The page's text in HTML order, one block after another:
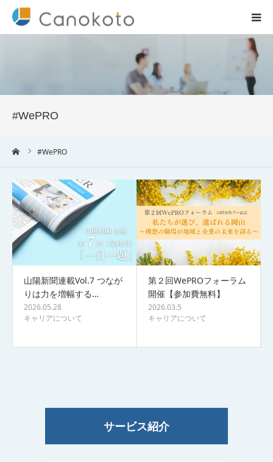
#WePRO
#WePRO
山陽新聞連載Vol.7 つなが
りは力を増幅する…
2026.05.28
キャリアについて
第２回WePROフォーラム
開催【参加費無料】
2026.03.5
キャリアについて
サービス紹介
会社概要
ブログ
実績
コラム一覧